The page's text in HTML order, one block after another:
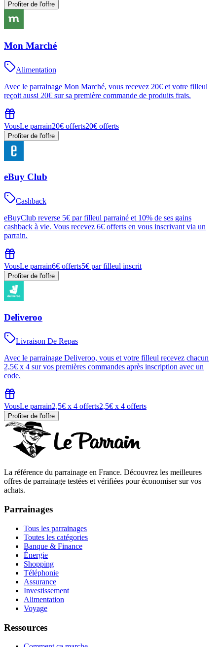
Profiter de l'offre
Mon Marché
Alimentation
Avec le parrainage Mon Marché, vous recevez 20€ et votre filleul
reçoit aussi 20€ sur sa première commande de produits frais.
VousLe parrain20€ offerts20€ offerts
Profiter de l'offre
eBuy Club
Cashback
eBuyClub reverse 5€ par filleul parrainé et 10% de ses gains
cashback à vie. Vous recevez 6€ offerts en vous inscrivant via un
parrain.
VousLe parrain6€ offerts5€ par filleul inscrit
Profiter de l'offre
Deliveroo
Livraison De Repas
Avec le parrainage Deliveroo, vous et votre filleul recevez chacun
2,5€ x 4 sur vos premières commandes après inscription avec un
code.
VousLe parrain2,5€ x 4 offerts2,5€ x 4 offerts
Profiter de l'offre
La référence du parrainage en France. Découvrez les meilleures
offres de parrainage testées et vérifiées pour économiser sur vos
achats.
Parrainages
Tous les parrainages
Toutes les catégories
Banque & Finance
Énergie
Shopping
Téléphonie
Assurance
Investissement
Alimentation
Voyage
Ressources